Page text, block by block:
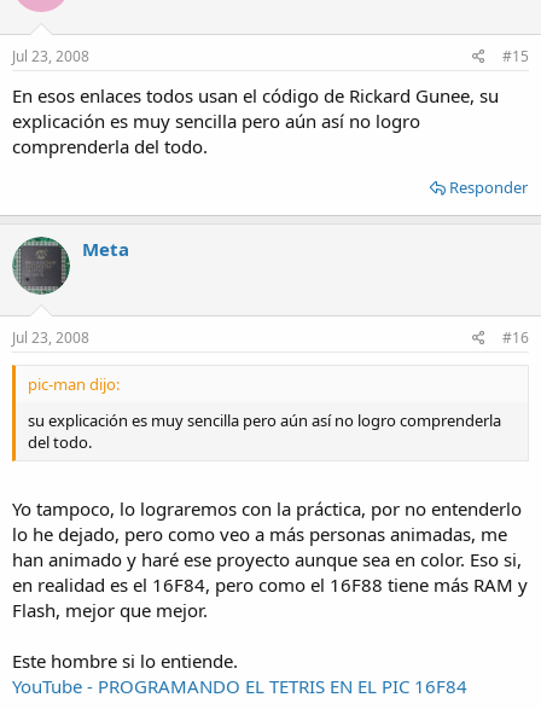
Jul 23, 2008 #15
En esos enlaces todos usan el código de Rickard Gunee, su
explicación es muy sencilla pero aún así no logro
comprenderla del todo.
Responder
Meta
Jul 23, 2008 #16
pic-man dijo:
su explicación es muy sencilla pero aún así no logro comprenderla
del todo.
Yo tampoco, lo lograremos con la práctica, por no entenderlo
lo he dejado, pero como veo a más personas animadas, me
han animado y haré ese proyecto aunque sea en color. Eso si,
en realidad es el 16F84, pero como el 16F88 tiene más RAM y
Flash, mejor que mejor.
Este hombre si lo entiende.
YouTube - PROGRAMANDO EL TETRIS EN EL PIC 16F84